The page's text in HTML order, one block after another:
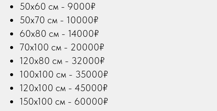
50х60 см - 9000₽
50х70 см - 10000₽
60х80 см - 14000₽
70х100 см - 20000₽
120х80 см - 32000₽
100х100 см - 35000₽
120х100 см - 45000₽
150х100 см - 60000₽